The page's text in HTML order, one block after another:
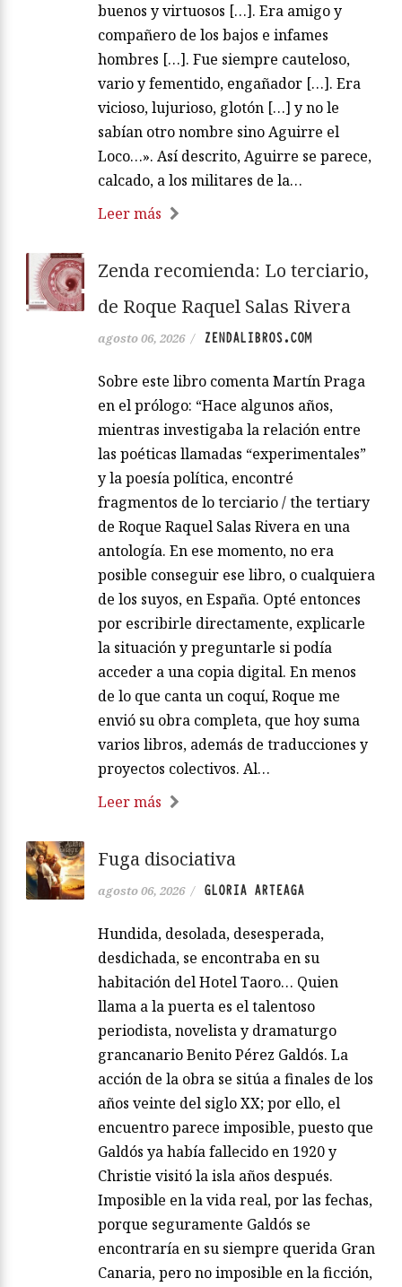
buenos y virtuosos […]. Era amigo y
compañero de los bajos e infames
hombres […]. Fue siempre cauteloso,
vario y fementido, engañador […]. Era
vicioso, lujurioso, glotón […] y no le
sabían otro nombre sino Aguirre el
Loco…». Así descrito, Aguirre se parece,
calcado, a los militares de la…
Leer más
Zenda recomienda: Lo terciario,
de Roque Raquel Salas Rivera
agosto 06, 2026 / ZENDALIBROS.COM
Sobre este libro comenta Martín Praga
en el prólogo: “Hace algunos años,
mientras investigaba la relación entre
las poéticas llamadas “experimentales”
y la poesía política, encontré
fragmentos de lo terciario / the tertiary
de Roque Raquel Salas Rivera en una
antología. En ese momento, no era
posible conseguir ese libro, o cualquiera
de los suyos, en España. Opté entonces
por escribirle directamente, explicarle
la situación y preguntarle si podía
acceder a una copia digital. En menos
de lo que canta un coquí, Roque me
envió su obra completa, que hoy suma
varios libros, además de traducciones y
proyectos colectivos. Al…
Leer más
Fuga disociativa
agosto 06, 2026 / GLORIA ARTEAGA
Hundida, desolada, desesperada,
desdichada, se encontraba en su
habitación del Hotel Taoro… Quien
llama a la puerta es el talentoso
periodista, novelista y dramaturgo
grancanario Benito Pérez Galdós. La
acción de la obra se sitúa a finales de los
años veinte del siglo XX; por ello, el
encuentro parece imposible, puesto que
Galdós ya había fallecido en 1920 y
Christie visitó la isla años después.
Imposible en la vida real, por las fechas,
porque seguramente Galdós se
encontraría en su siempre querida Gran
Canaria, pero no imposible en la ficción,